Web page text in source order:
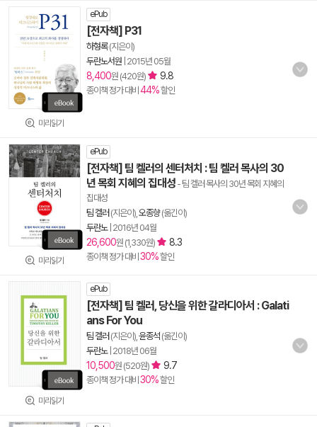
미리읽기
ePub
[전자책] P31
하형록(지은이)
두란노서원 2015년 05월
8,400원 (420원) 9.8
종이책 정가 대비 44%할인
미리읽기
ePub
[전자책] 팀 켈러의 센터처치 : 팀 켈러 목사의 30
년 목회 지혜의 집대성 - 팀 켈러 목사의 30년 목회 지혜의
집대성
팀 켈러 (지은이), 오종향(옮긴이)
두란노| 2016년 04월
26,600원 (1,330원) 8.3
종이책 정가 대비 30%할인
미리읽기
ePub
[전자책] 팀 켈러, 당신을 위한 갈라디아서 : Galati
ans For You
팀 켈러 (지은이), 윤종석 (옮긴이)
두란노| 2018년 06월
10,500원 (520원) 9.7
종이책 정가 대비 30%할인